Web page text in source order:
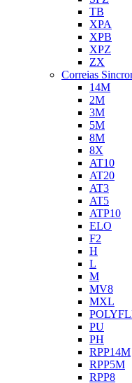
TB
XPA
XPB
XPZ
ZX
Correias
14M
2M
3M
5M
8M
8X
AT10
AT20
AT3
AT5
ATP10
ELO
F2
H
L
M
MV8
MXL
PU
PH
RPP14M
RPP5M
RPP8